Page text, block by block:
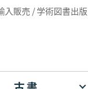
入販売 / 学術図書出版